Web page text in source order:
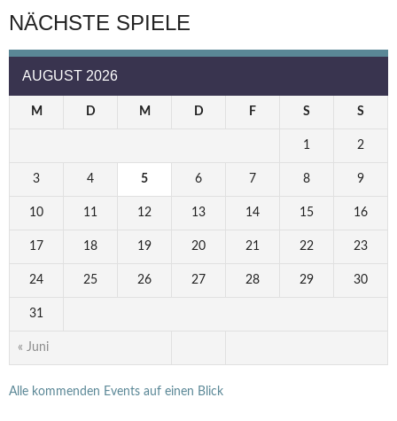
NÄCHSTE SPIELE
AUGUST 2026
M D M D F S S
« Juni
1 2
3 4 5 6 7 8 9
10 11 12 13 14 15 16
17 18 19 20 21 22 23
24 25 26 27 28 29 30
31
Alle kommenden Events auf einen Blick